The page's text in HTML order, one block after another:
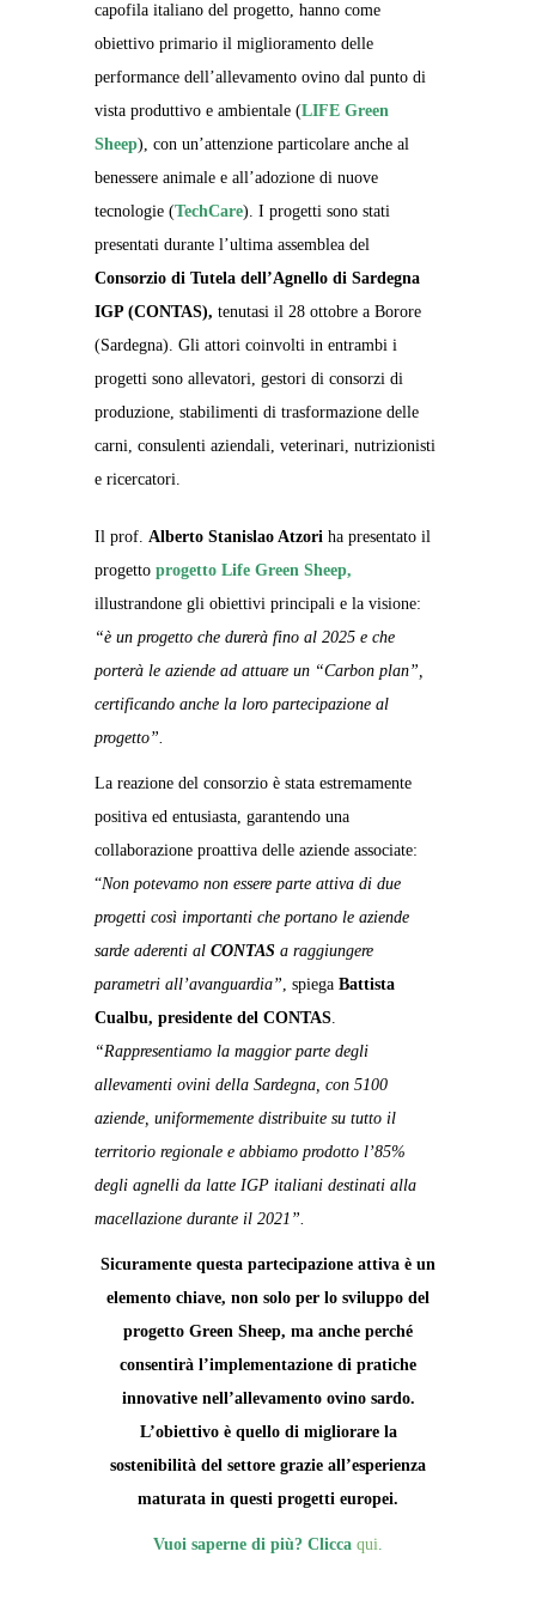
capofila italiano del progetto, hanno come
obiettivo primario il miglioramento delle
performance dell’allevamento ovino dal punto di
vista produttivo e ambientale (LIFE Green
Sheep), con un’attenzione particolare anche al
benessere animale e all’adozione di nuove
tecnologie (TechCare). I progetti sono stati
presentati durante l’ultima assemblea del
Consorzio di Tutela dell’Agnello di Sardegna
IGP (CONTAS), tenutasi il 28 ottobre a Borore
(Sardegna). Gli attori coinvolti in entrambi i
progetti sono allevatori, gestori di consorzi di
produzione, stabilimenti di trasformazione delle
carni, consulenti aziendali, veterinari, nutrizionisti
e ricercatori.
Il prof. Alberto Stanislao Atzori ha presentato il
progetto progetto Life Green Sheep,
illustrandone gli obiettivi principali e la visione:
“è un progetto che durerà fino al 2025 e che
porterà le aziende ad attuare un “Carbon plan”,
certificando anche la loro partecipazione al
progetto”.
La reazione del consorzio è stata estremamente
positiva ed entusiasta, garantendo una
collaborazione proattiva delle aziende associate:
“Non potevamo non essere parte attiva di due
progetti così importanti che portano le aziende
sarde aderenti al CONTAS a raggiungere
parametri all’avanguardia”, spiega Battista
Cualbu, presidente del CONTAS.
“Rappresentiamo la maggior parte degli
allevamenti ovini della Sardegna, con 5100
aziende, uniformemente distribuite su tutto il
territorio regionale e abbiamo prodotto l’85%
degli agnelli da latte IGP italiani destinati alla
macellazione durante il 2021”.
Sicuramente questa partecipazione attiva è un
elemento chiave, non solo per lo sviluppo del
progetto Green Sheep, ma anche perché
consentirà l’implementazione di pratiche
innovative nell’allevamento ovino sardo.
L’obiettivo è quello di migliorare la
sostenibilità del settore grazie all’esperienza
maturata in questi progetti europei.
Vuoi saperne di più? Clicca qui.